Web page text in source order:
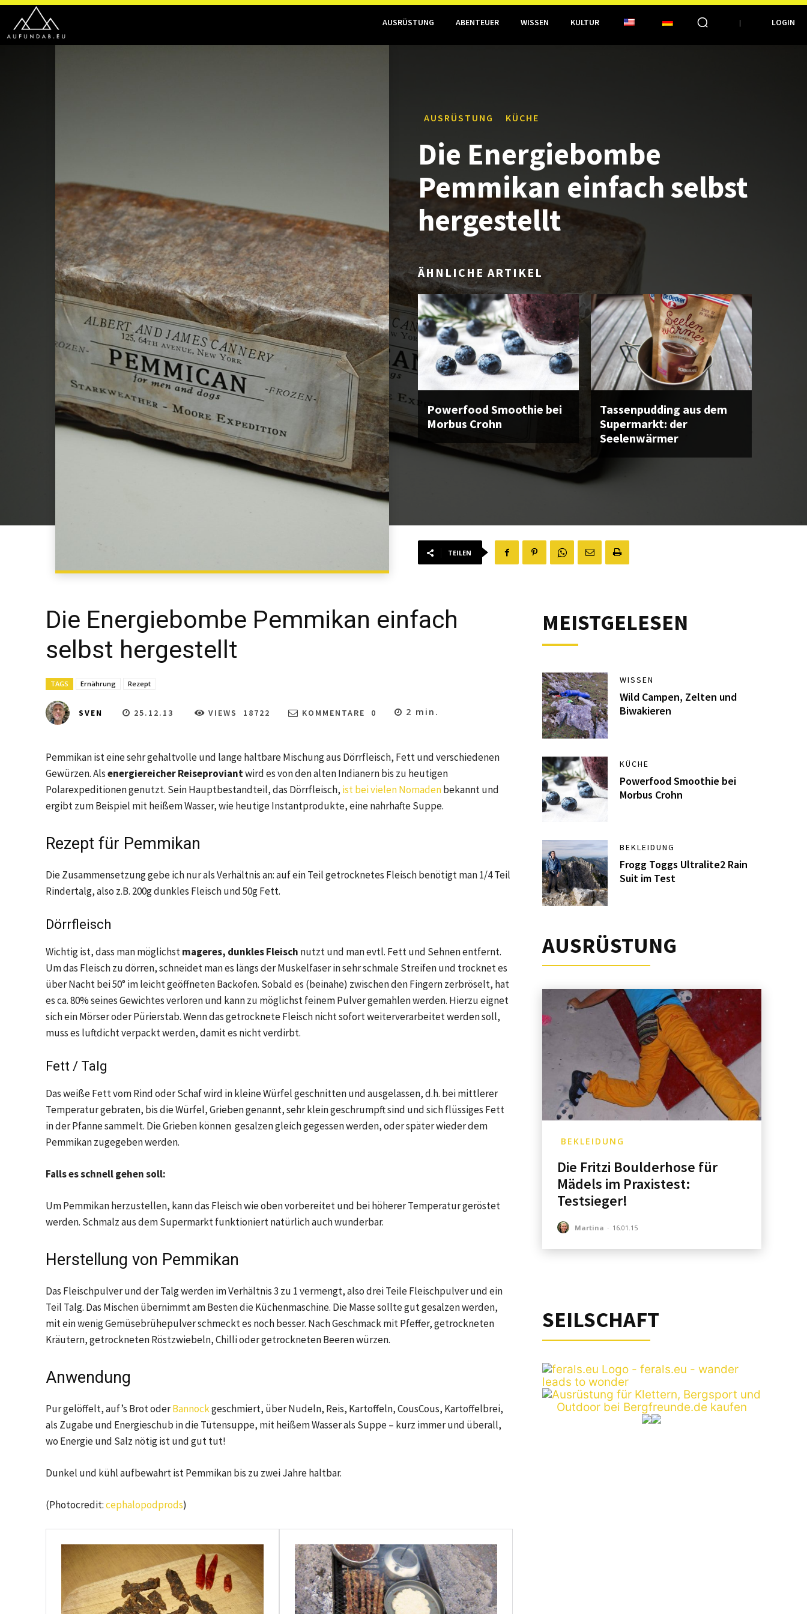
AUSRÜSTUNG ABENTEUER WISSEN KULTUR LOGIN
AUSRÜSTUNG KÜCHE
Die Energiebombe
Pemmikan einfach selbst
hergestellt
ÄHNLICHE ARTIKEL
Powerfood Smoothie bei
Morbus Crohn
Tassenpudding aus dem
Supermarkt: der
Seelenwärmer
TEILEN
Die Energiebombe Pemmikan einfach
selbst hergestellt
TAGS Ernährung Rezept
SVEN 25.12.13 VIEWS 18722 KOMMENTARE 0 2 min.
Pemmikan ist eine sehr gehaltvolle und lange haltbare Mischung aus Dörrfleisch, Fett und verschiedenen
Gewürzen. Alsenergiereicher Reiseproviantwird es von den alten Indianern bis zu heutigen
Polarexpeditionen genutzt. Sein Hauptbestandteil, das Dörrfleisch, ist bei vielen Nomadenbekannt und
ergibt zum Beispiel mit heißem Wasser, wie heutige Instantprodukte, eine nahrhafte Suppe.
Rezept für Pemmikan
Die Zusammensetzung gebe ich nur als Verhältnis an: auf ein Teil getrocknetes Fleisch benötigt man 1/4 Teil
Rindertalg, also z.B. 200g dunkles Fleisch und 50g Fett.
Dörrfleisch
Wichtig ist, dass man möglichstmageres, dunkles Fleisch nutzt und man evtl. Fett und Sehnen entfernt.
Um das Fleisch zu dörren, schneidet man es längs der Muskelfaser in sehr schmale Streifen und trocknet es
über Nacht bei 50° im leicht geöffneten Backofen. Sobald es (beinahe) zwischen den Fingern zerbröselt, hat
es ca. 80% seines Gewichtes verloren und kann zu möglichst feinem Pulver gemahlen werden. Hierzu eignet
sich ein Mörser oder Pürierstab. Wenn das getrocknete Fleisch nicht sofort weiterverarbeitet werden soll,
muss es luftdicht verpackt werden, damit es nicht verdirbt.
Fett / Talg
Das weiße Fett vom Rind oder Schaf wird in kleine Würfel geschnitten und ausgelassen, d.h. bei mittlerer
Temperatur gebraten, bis die Würfel, Grieben genannt, sehr klein geschrumpft sind und sich flüssiges Fett
in der Pfanne sammelt. Die Grieben können gesalzen gleich gegessen werden, oder später wieder dem
Pemmikan zugegeben werden.
Falls es schnell gehen soll:
Um Pemmikan herzustellen, kann das Fleisch wie oben vorbereitet und bei höherer Temperatur geröstet
werden. Schmalz aus dem Supermarkt funktioniert natürlich auch wunderbar.
Herstellung von Pemmikan
Das Fleischpulver und der Talg werden im Verhältnis 3 zu 1 vermengt, also drei Teile Fleischpulver und ein
Teil Talg. Das Mischen übernimmt am Besten die Küchenmaschine. Die Masse sollte gut gesalzen werden,
mit ein wenig Gemüsebrühepulver schmeckt es noch besser. Nach Geschmack mit Pfeffer, getrockneten
Kräutern, getrockneten Röstzwiebeln, Chilli oder getrockneten Beeren würzen.
Anwendung
Pur gelöffelt, auf’s Brot oderBannockgeschmiert, über Nudeln, Reis, Kartoffeln, CousCous, Kartoffelbrei,
als Zugabe und Energieschub in die Tütensuppe, mit heißem Wasser als Suppe – kurz immer und überall,
wo Energie und Salz nötig ist und gut tut!
Dunkel und kühl aufbewahrt ist Pemmikan bis zu zwei Jahre haltbar.
(Photocredit:cephalopodprods)
MEISTGELESEN
WISSEN
Wild Campen, Zelten und
Biwakieren
KÜCHE
Powerfood Smoothie bei
Morbus Crohn
BEKLEIDUNG
Frogg Toggs Ultralite2 Rain
Suit im Test
AUSRÜSTUNG
BEKLEIDUNG
Die Fritzi Boulderhose für
Mädels im Praxistest:
Testsieger!
Martina - 16.01.15
SEILSCHAFT